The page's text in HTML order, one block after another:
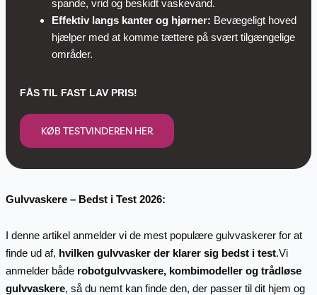
spande, vrid og beskidt vaskevand.
Effektiv langs kanter og hjørner: Bevægeligt hoved
hjælper med at komme tættere på svært tilgængelige
områder.
FÅS TIL FAST LAV PRIS!
KØB TESTVINDEREN HER
Gulvvaskere – Bedst i Test 2026:
I denne artikel anmelder vi de mest populære gulvvaskerer for at
finde ud af, hvilken gulvvasker der klarer sig bedst i test.Vi
anmelder både robotgulvvaskere, kombimodeller og trådløse
gulvvaskere, så du nemt kan finde den, der passer til dit hjem og